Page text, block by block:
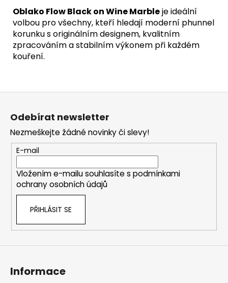
Oblako Flow Black on Wine Marbleje ideální
volbou pro všechny, kteří hledají moderní phunnel
korunku s originálním designem, kvalitním
zpracováním a stabilním výkonem při každém
kouření.
Odebírat newsletter
Nezmeškejte žádné novinky či slevy!
E-mail
Vložením e-mailu souhlasíte s podmínkami
ochrany osobních údajů
PŘIHLÁSIT SE
Informace